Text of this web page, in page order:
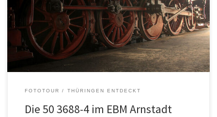
FOTOTOUR THÜRINGEN ENTDECKT
Die 50 3688-4 im EBM Arnstadt